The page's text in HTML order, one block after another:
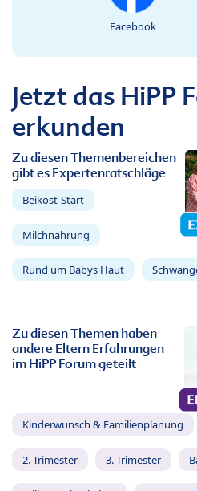
Facebook
Jetzt das HiPP
erkunden
Zu diesen Themenbereichen
gibt es Expertenratschläge
Beikost-Start
Milchnahrung
Rund um Babys Haut
Zu diesen Themen haben
andere Eltern Erfahrungen
im HiPP Forum geteilt
Kinderwunsch & Familienplanung
2. Trimester 3. Trimester